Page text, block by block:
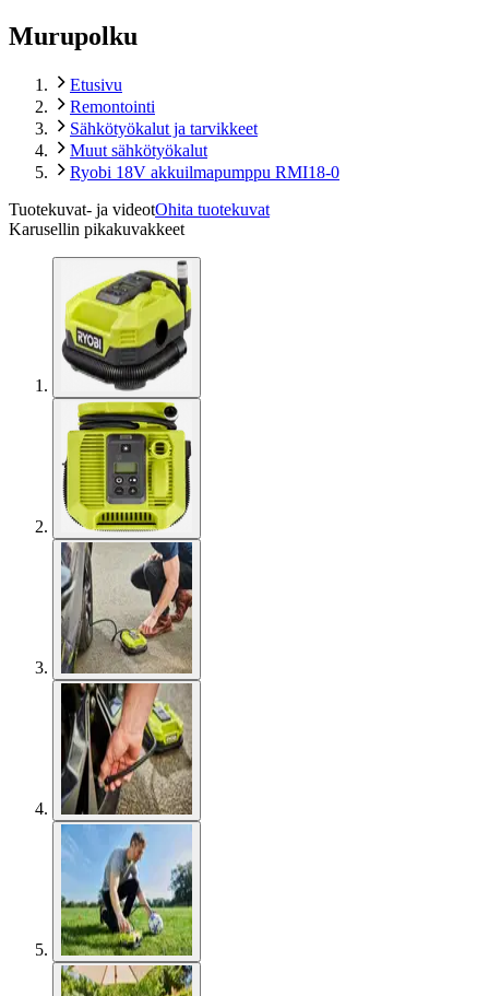
Murupolku
Etusivu
Remontointi
Sähkötyökalut ja tarvikkeet
Muut sähkötyökalut
Ryobi 18V akkuilmapumppu RMI18-0
Tuotekuvat- ja videotOhita tuotekuvat
Karusellin pikakuvakkeet